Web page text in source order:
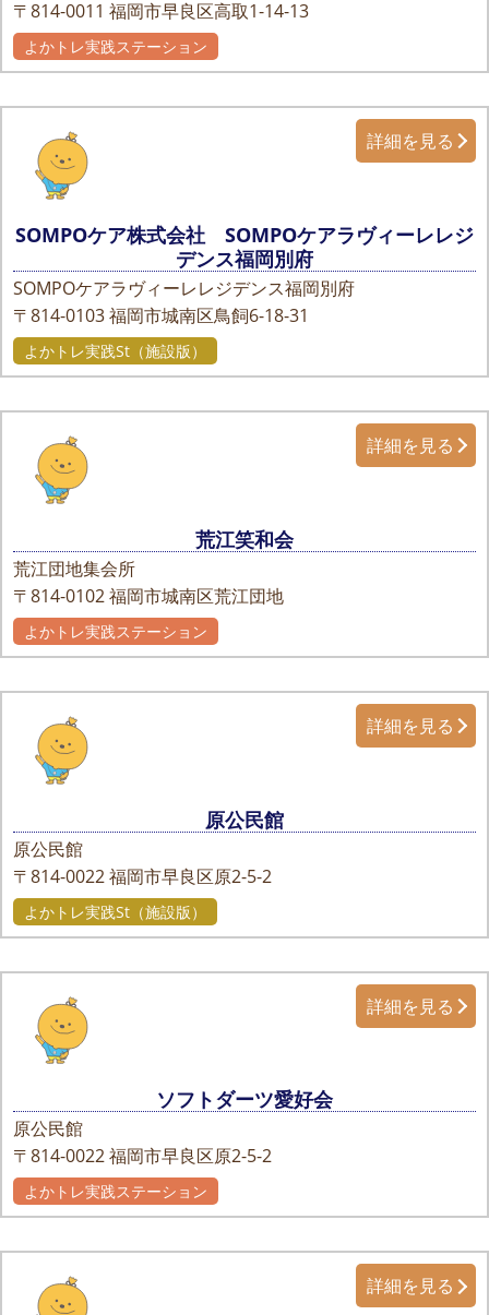
〒814-0011 福岡市早良区高取1-14-13
よかトレ実践ステーション
SOMPOケア株式会社 SOMPOケアラヴィーレレジ
デンス福岡別府
SOMPOケアラヴィーレレジデンス福岡別府
〒814-0103福岡市城南区鳥飼6-18-31
詳細を見る
よかトレ実践St（施設版）
荒江笑和会
荒江団地集会所
〒814-0102福岡市城南区荒江団地
詳細を見る
よかトレ実践ステーション
原公民館
原公民館
〒814-0022福岡市早良区原2-5-2
詳細を見る
よかトレ実践St（施設版）
ソフトダーツ愛好会
原公民館
〒814-0022福岡市早良区原2-5-2
詳細を見る
よかトレ実践ステーション
詳細を見る